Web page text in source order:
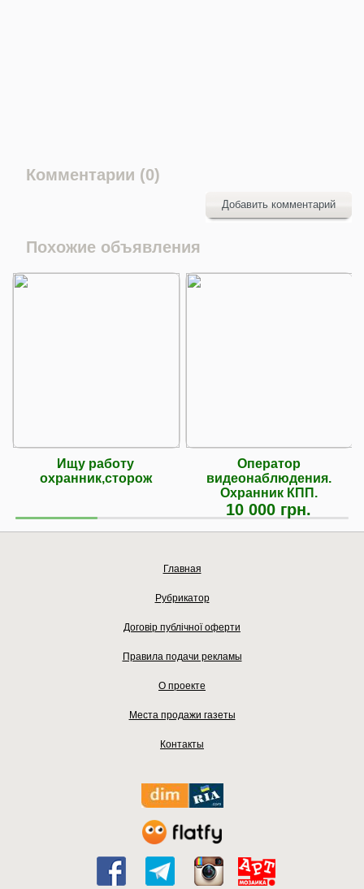
Комментарии (0)
Добавить комментарий
Похожие объявления
Ищу работу
охранник,сторож
Оператор
видеонаблюдения.
Охранник КПП.
10 000 грн.
Главная
Рубрикатор
Договір публічної оферти
Правила подачи рекламы
О проекте
Места продажи газеты
Контакты